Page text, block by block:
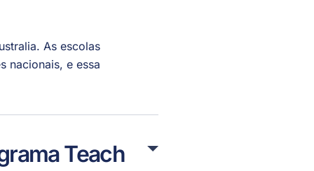
As escolas
nacionais, e essa
Teach